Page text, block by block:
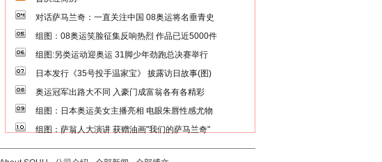
对话萨马兰奇：一直关注中国 08奥运将名垂青史
组图：08奥运笑脸征集反响热烈 作品已近5000件
组图:另类运动迎奥运 31脚少年劲跑总决赛举行
日本发行《35号投手温家宝》 披露访日故事(图)
奥运冠军出路大不同 入豪门成富翁各有各精彩
组图：日本奥运美女主播亮相 电眼朱唇性感尤物
组图：萨翁人大演讲 获赠油画"我们的萨马兰奇"